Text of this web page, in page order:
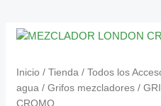
Inicio /Tienda /Todos los
agua /Grifos mezcladores /
CROMO
GRIFO
LONDON
CROMO
CANTIDAD